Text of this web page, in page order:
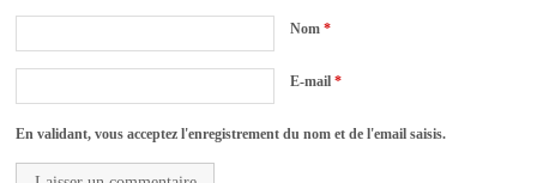
Nom*
E-mail*
En validant, vous acceptez l'enregistrement du nom et de l'email saisis.